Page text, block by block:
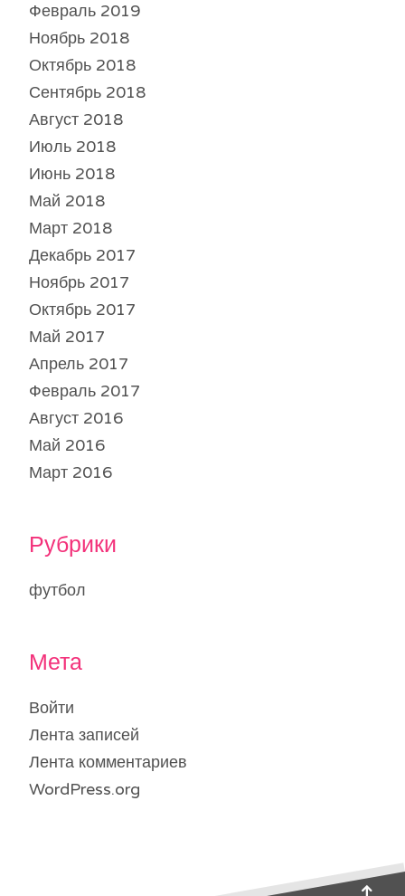
Февраль 2019
Ноябрь 2018
Октябрь 2018
Сентябрь 2018
Август 2018
Июль 2018
Июнь 2018
Май 2018
Март 2018
Декабрь 2017
Ноябрь 2017
Октябрь 2017
Май 2017
Апрель 2017
Февраль 2017
Август 2016
Май 2016
Март 2016
Рубрики
футбол
Мета
Войти
Лента записей
Лента комментариев
WordPress.org